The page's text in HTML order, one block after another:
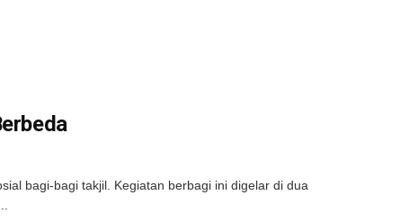
bagi-bagi takjil. Kegiatan berbagi ini digelar di dua